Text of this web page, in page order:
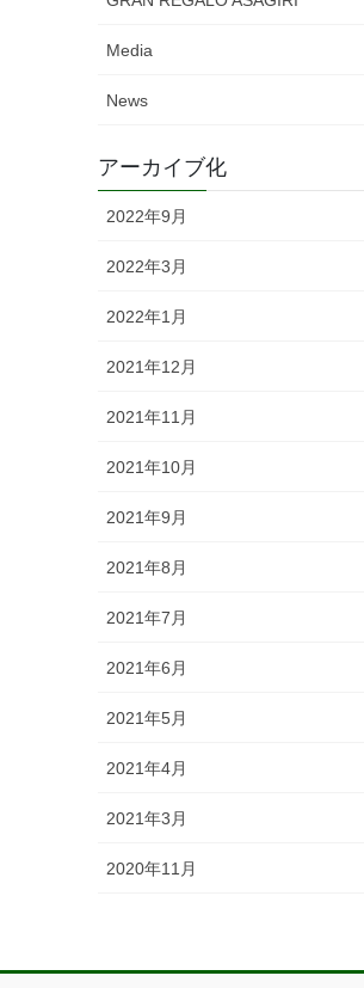
Media
News
アーカイブ化
2022年9月
2022年3月
2022年1月
2021年12月
2021年11月
2021年10月
2021年9月
2021年8月
2021年7月
2021年6月
2021年5月
2021年4月
2021年3月
2020年11月